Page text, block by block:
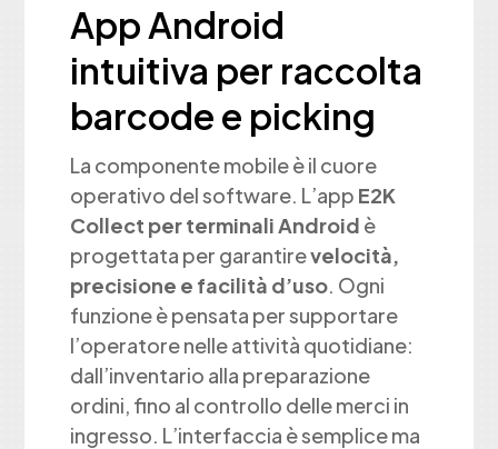
App Android
intuitiva per raccolta
barcode e picking
La componente mobile è il cuore
operativo del software. L’app E2K
Collect per terminali Android è
progettata per garantirevelocità,
precisione e facilità d’uso. Ogni
funzione è pensata per supportare
l’operatore nelle attività quotidiane:
dall’inventario alla preparazione
ordini, fino al controllo delle merci in
ingresso. L’interfaccia è semplice ma